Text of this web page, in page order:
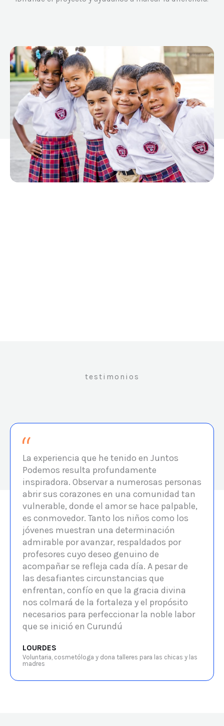
testimonios
La experiencia que he tenido en Juntos
Podemos resulta profundamente
inspiradora. Observar a numerosas personas
abrir sus corazones en una comunidad tan
vulnerable, donde el amor se hace palpable,
es conmovedor. Tanto los niños como los
jóvenes muestran una determinación
admirable por avanzar, respaldados por
profesores cuyo deseo genuino de
acompañar se refleja cada día. A pesar de
las desafiantes circunstancias que
enfrentan, confío en que la gracia divina
nos colmará de la fortaleza y el propósito
necesarios para perfeccionar la noble labor
que se inició en Curundú
LOURDES
Voluntaria, cosmetóloga y dona talleres para las chicas y las
madres